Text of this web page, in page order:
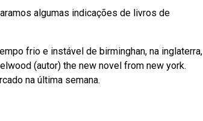
algumas indicações de livros de
frio e instável de birminghan, na inglaterra,
(autor) the new novel from new york.
na última semana.